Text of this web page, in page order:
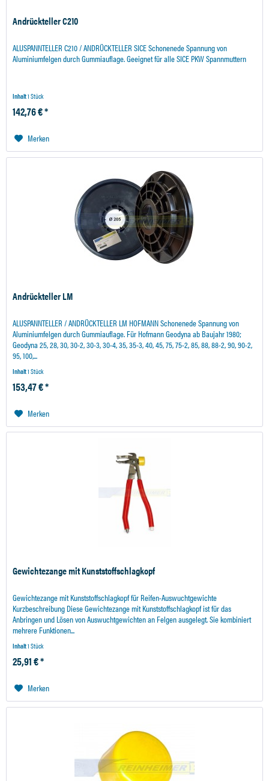
Andrückteller C210
ALUSPANNTELLER C210 / ANDRÜCKTELLER SICE Schonenede Spannung von
Aluminiumfelgen durch Gummiauflage. Geeignet für alle SICE PKW Spannmuttern
Inhalt1 Stück
142,76 € *
Merken
Andrückteller LM
ALUSPANNTELLER / ANDRÜCKTELLER LM HOFMANN Schonenede Spannung von
Aluminiumfelgen durch Gummiauflage. Für Hofmann Geodyna ab Baujahr 1980;
Geodyna 25, 28, 30, 30-2, 30-3, 30-4, 35, 35-3, 40, 45, 75, 75-2, 85, 88, 88-2, 90, 90-2,
95, 100,...
Inhalt1 Stück
153,47 € *
Merken
Gewichtezange mit Kunststoffschlagkopf
Gewichtezange mit Kunststoffschlagkopf für Reifen-Auswuchtgewichte
Kurzbeschreibung Diese Gewichtezange mit Kunststoffschlagkopf ist für das
Anbringen und Lösen von Auswuchtgewichten an Felgen ausgelegt. Sie kombiniert
mehrere Funktionen...
Inhalt1 Stück
25,91 € *
Merken